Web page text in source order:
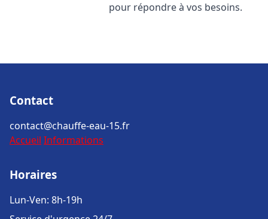
pour répondre à vos besoins.
Contact
contact@chauffe-eau-15.fr
Accueil Informations
Horaires
Lun-Ven: 8h-19h